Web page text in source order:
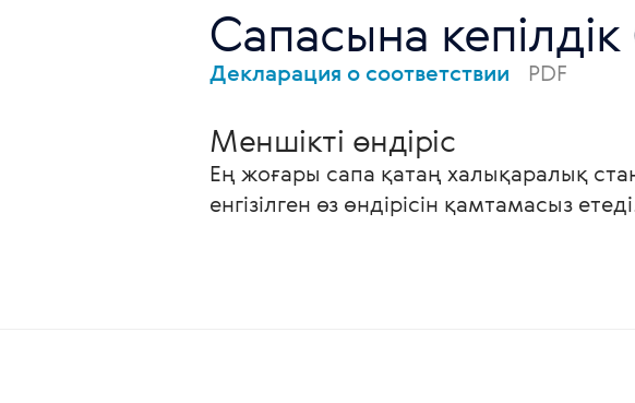
Сапасына
Декларация о соответствии PDF
Меншікті өндіріс
Ең жоғары сапа қатаң халықаралық
енгізілген өз өндірісін қамтамасыз